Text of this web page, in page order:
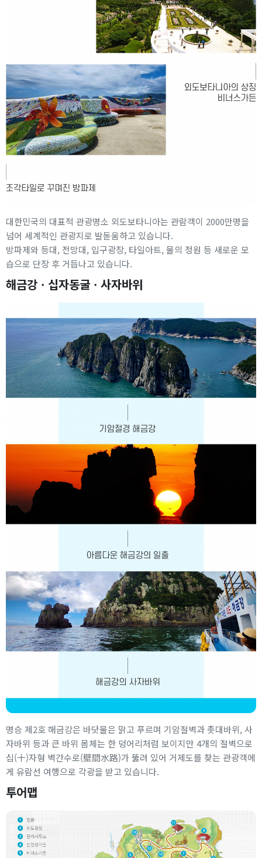
대한민국의 대표적 관광명소 외도보타니아는 관람객이 2000만명을
넘어 세계적인 관광지로 발돋움하고 있습니다.
방파제와 등대, 전망대, 입구광장, 타일아트, 물의 정원 등 새로운 모
습으로 단장 후 거듭나고 있습니다.
해금강ㆍ십자동굴ㆍ사자바위
명승 제2호 해금강은 바닷물은 맑고 푸르며 기암절벽과 촛대바위, 사
자바위 등과 큰 바위 몸체는 한 덩어리처럼 보이지만 4개의 절벽으로
십(十)자형 벽간수로(壁間水路)가 뚫려 있어 거제도를 찾는 관광객에
게 유람선 여행으로 각광을 받고 있습니다.
투어맵